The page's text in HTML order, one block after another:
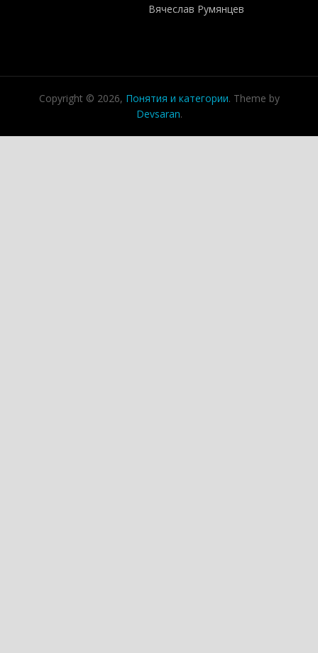
Вячеслав Румянцев
Copyright © 2026, Понятия и категории. Theme by
Devsaran.